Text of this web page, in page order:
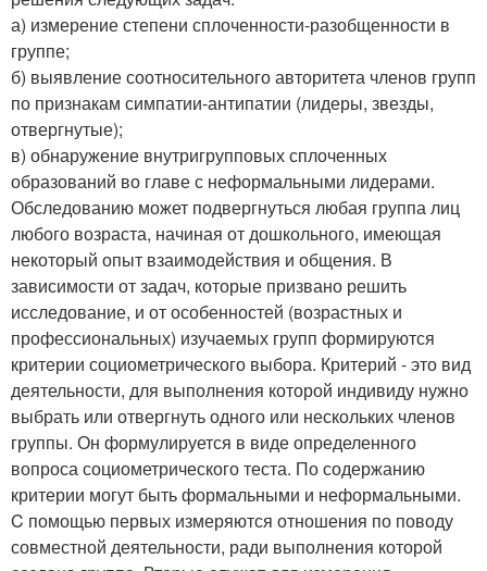
а) измерение степени сплоченности-разобщенности в
группе;
б) выявление соотносительного авторитета членов групп
по признакам симпатии-антипатии (лидеры, звезды,
отвергнутые);
в) обнаружение внутригрупповых сплоченных
образований во главе с неформальными лидерами.
Обследованию может подвергнуться любая группа лиц
любого возраста, начиная от дошкольного, имеющая
некоторый опыт взаимодействия и общения. В
зависимости от задач, которые призвано решить
исследование, и от особенностей (возрастных и
профессиональных) изучаемых групп формируются
критерии социометрического выбора. Критерий - это вид
деятельности, для выполнения которой индивиду нужно
выбрать или отвергнуть одного или нескольких членов
группы. Он формулируется в виде определенного
вопроса социометрического теста. По содержанию
критерии могут быть формальными и неформальными.
C помощью первых измеряются отношения по поводу
совместной деятельности, ради выполнения которой